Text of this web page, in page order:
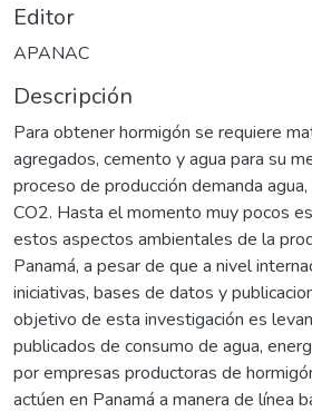
Editor
APANAC
Descripción
Para obtener hormigón se requiere
agregados, cemento y agua para su
proceso de producción demanda
CO2. Hasta el momento muy pocos
estos aspectos ambientales de la
Panamá, a pesar de que a nivel
iniciativas, bases de datos y
objetivo de esta investigación es
publicados de consumo de agua,
por empresas productoras de
actúen en Panamá a manera de línea